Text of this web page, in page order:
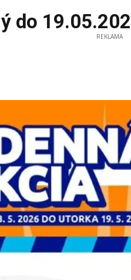
do
REKLAMA